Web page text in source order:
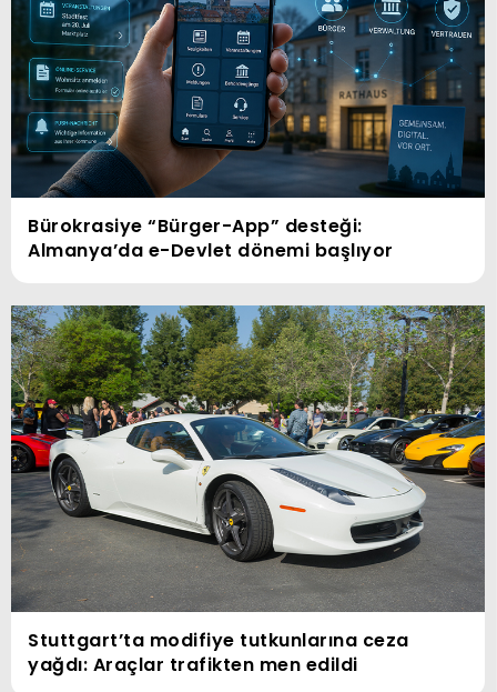
Bürokrasiye “Bürger-App” desteği:
Almanya’da e-Devlet dönemi başlıyor
Stuttgart’ta modifiye tutkunlarına ceza
yağdı: Araçlar trafikten men edildi